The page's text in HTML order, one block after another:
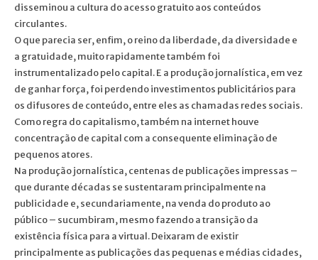
disseminou a cultura do acesso gratuito aos conteúdos
circulantes.
O que parecia ser, enfim, o reino da liberdade, da diversidade e
a gratuidade, muito rapidamente também foi
instrumentalizado pelo capital. E a produção jornalística, em vez
de ganhar força, foi perdendo investimentos publicitários para
os difusores de conteúdo, entre eles as chamadas redes sociais.
Como regra do capitalismo, também na internet houve
concentração de capital com a consequente eliminação de
pequenos atores.
Na produção jornalística, centenas de publicações impressas –
que durante décadas se sustentaram principalmente na
publicidade e, secundariamente, na venda do produto ao
público – sucumbiram, mesmo fazendo a transição da
existência física para a virtual. Deixaram de existir
principalmente as publicações das pequenas e médias cidades,